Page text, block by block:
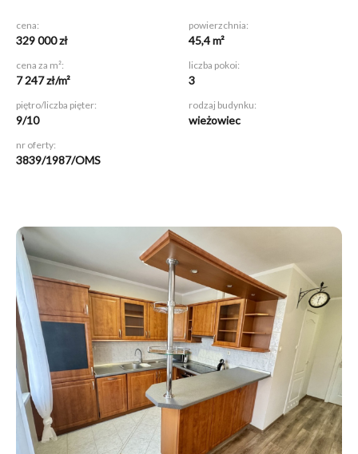
cena:
329 000 zł
powierzchnia:
45,4 m²
cena za m²:
7 247 zł/m²
liczba pokoi:
3
piętro/liczba pięter:
9/10
rodzaj budynku:
wieżowiec
nr oferty:
3839/1987/OMS